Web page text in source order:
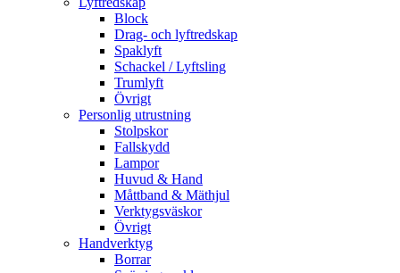
Block
Drag- och lyftredskap
Spaklyft
Schackel / Lyftsling
Trumlyft
Övrigt
Personlig utrustning
Stolpskor
Fallskydd
Lampor
Huvud & Hand
Måttband & Mäthjul
Verktygsväskor
Övrigt
Handverktyg
Borrar